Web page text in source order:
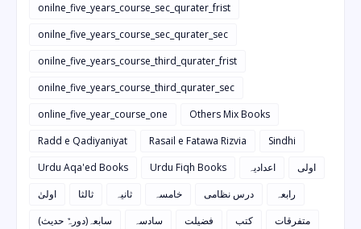
onilne_five_years_course_sec_qurater_frist
onilne_five_years_course_sec_qurater_sec
onilne_five_years_course_third_qurater_frist
onilne_five_years_course_third_qurater_sec
online_five_year_course_one
Others Mix Books
Radd e Qadiyaniyat
Rasail e Fatawa Rizvia
Sindhi
Urdu Aqa'ed Books
Urdu Fiqh Books اعدادیہ
اولی
اولیٰ
ثالثا ثانیہ خامسہ درس نظامی
رابعہ
سابعہ(دورہٌ حدیث)
سادسہ فضیلت کتب
متفرقات